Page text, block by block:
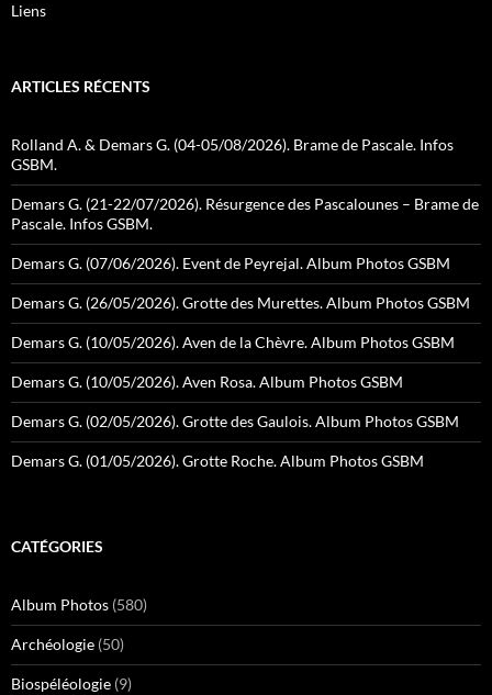
Liens
ARTICLES RÉCENTS
Rolland A. & Demars G. (04-05/08/2026). Brame de Pascale. Infos
GSBM.
Demars G. (21-22/07/2026). Résurgence des Pascalounes – Brame de
Pascale. Infos GSBM.
Demars G. (07/06/2026). Event de Peyrejal. Album Photos GSBM
Demars G. (26/05/2026). Grotte des Murettes. Album Photos GSBM
Demars G. (10/05/2026). Aven de la Chèvre. Album Photos GSBM
Demars G. (10/05/2026). Aven Rosa. Album Photos GSBM
Demars G. (02/05/2026). Grotte des Gaulois. Album Photos GSBM
Demars G. (01/05/2026). Grotte Roche. Album Photos GSBM
CATÉGORIES
Album Photos (580)
Archéologie (50)
Biospéléologie (9)